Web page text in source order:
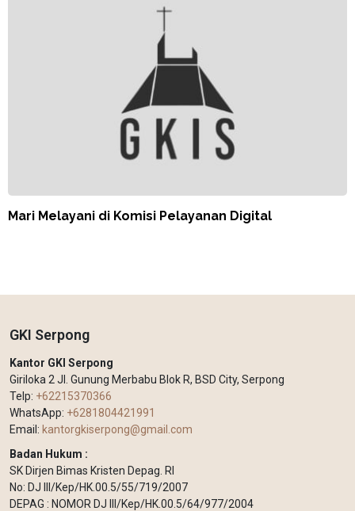
Mari Melayani di Komisi Pelayanan Digital
GKI Serpong
Kantor GKI Serpong
Giriloka 2 Jl. Gunung Merbabu Blok R, BSD City, Serpong
Telp: +62215370366
WhatsApp: +6281804421991
Email: kantorgkiserpong@gmail.com
Badan Hukum :
SK Dirjen Bimas Kristen Depag. RI
No: DJ III/Kep/HK.00.5/55/719/2007
DEPAG : NOMOR DJ III/Kep/HK.00.5/64/977/2004